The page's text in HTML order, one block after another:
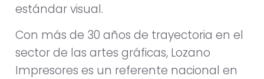
estándar visual.
Con más de 30 años de trayectoria en el
sector de las artes gráficas, Lozano
Impresores es un referente nacional en